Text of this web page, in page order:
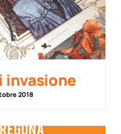
invasione
2018